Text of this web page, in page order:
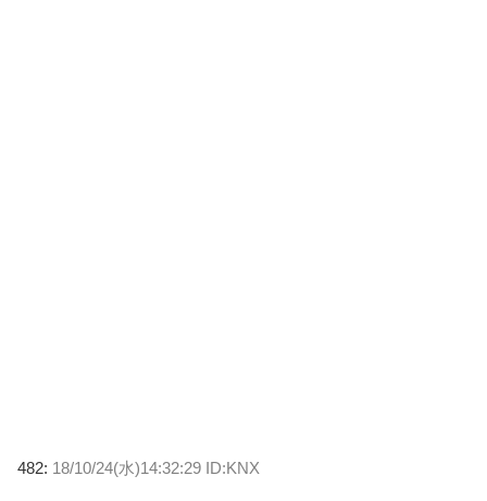
482: 18/10/24(水)14:32:29 ID:KNX